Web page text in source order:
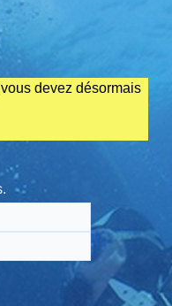
devez désormais